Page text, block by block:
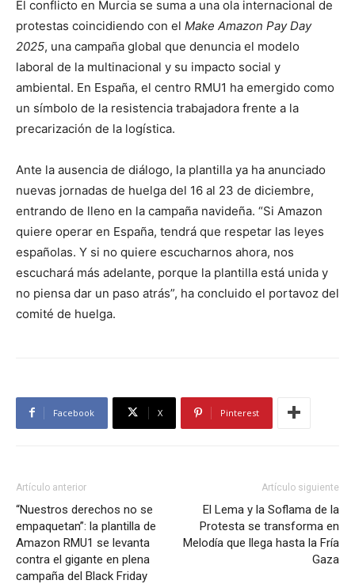
El conflicto en Murcia se suma a una ola internacional de
protestas coincidiendo con el Make Amazon Pay Day
2025, una campaña global que denuncia el modelo
laboral de la multinacional y su impacto social y
ambiental. En España, el centro RMU1 ha emergido como
un símbolo de la resistencia trabajadora frente a la
precarización de la logística.
Ante la ausencia de diálogo, la plantilla ya ha anunciado
nuevas jornadas de huelga del 16 al 23 de diciembre,
entrando de lleno en la campaña navideña. “Si Amazon
quiere operar en España, tendrá que respetar las leyes
españolas. Y si no quiere escucharnos ahora, nos
escuchará más adelante, porque la plantilla está unida y
no piensa dar un paso atrás”, ha concluido el portavoz del
comité de huelga.
Facebook X Pinterest
Artículo anterior
“Nuestros derechos no se
empaquetan”: la plantilla de
Amazon RMU1 se levanta
contra el gigante en plena
campaña del Black Friday
Artículo siguiente
El Lema y la Soflama de la
Protesta se transforma en
Melodía que llega hasta la Fría
Gaza